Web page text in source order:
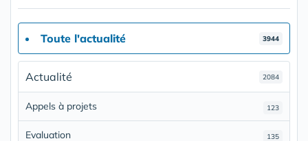
Toute l'actualité 3944
Actualité 2084
Appels à projets 123
Evaluation 135